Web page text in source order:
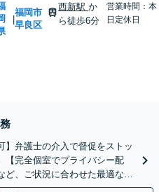
|
福岡市
早良区
西新駅 か
ら徒歩6分
営業時間：本
日定休日
】弁護士の介入で督促をストッ
【完全個室でプライバシー配
ど、ご状況に合わせた最適な解
約で休日・夜間も対応】